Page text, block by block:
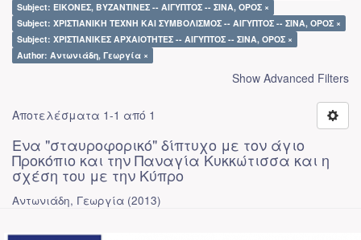
Subject: ΕΙΚΟΝΕΣ, ΒΥΖΑΝΤΙΝΕΣ -- ΑΙΓΥΠΤΟΣ -- ΣΙΝΑ, ΟΡΟΣ ×
Subject: ΧΡΙΣΤΙΑΝΙΚΗ ΤΕΧΝΗ ΚΑΙ ΣΥΜΒΟΛΙΣΜΟΣ -- ΑΙΓΥΠΤΟΣ -- ΣΙΝΑ, ΟΡΟΣ ×
Subject: ΧΡΙΣΤΙΑΝΙΚΕΣ ΑΡΧΑΙΟΤΗΤΕΣ -- ΑΙΓΥΠΤΟΣ -- ΣΙΝΑ, ΟΡΟΣ ×
Author: Αντωνιάδη, Γεωργία ×
Show Advanced Filters
Αποτελέσματα 1-1 από 1
Ενα "σταυροφορικό" δίπτυχο με τον άγιο
Προκόπιο και την Παναγία Κυκκώτισσα και η
σχέση του με την Κύπρο
Αντωνιάδη, Γεωργία (2013)